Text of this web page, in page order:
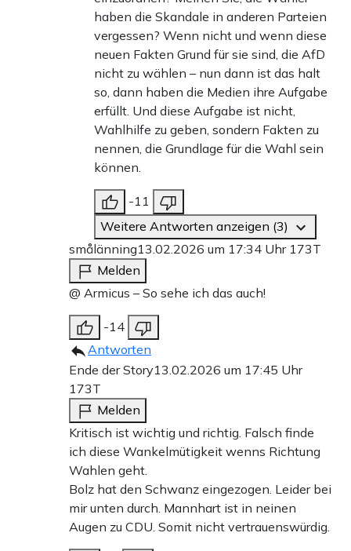
haben die Skandale in anderen Parteien
vergessen? Wenn nicht und wenn diese
neuen Fakten Grund für sie sind, die AfD
nicht zu wählen – nun dann ist das halt
so, dann haben die Medien ihre Aufgabe
erfüllt. Und diese Aufgabe ist nicht,
Wahlhilfe zu geben, sondern Fakten zu
nennen, die Grundlage für die Wahl sein
können.
-11
Weitere Antworten anzeigen (3)
smålänning13.02.2026 um 17:34 Uhr 173T
Melden
@ Armicus – So sehe ich das auch!
-14
Antworten
Ende der Story13.02.2026 um 17:45 Uhr
173T
Melden
Kritisch ist wichtig und richtig. Falsch finde
ich diese Wankelmütigkeit wenns Richtung
Wahlen geht.
Bolz hat den Schwanz eingezogen. Leider bei
mir unten durch. Mannhart ist in neinen
Augen zu CDU. Somit nicht vertrauenswürdig.